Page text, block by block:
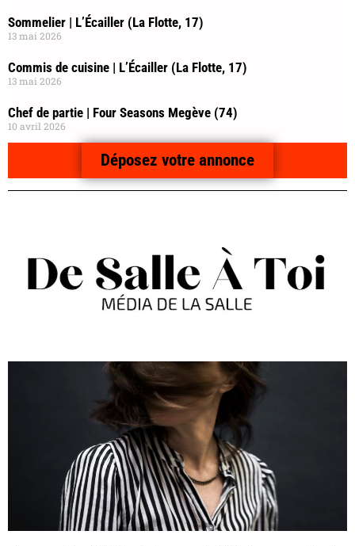
Sommelier | L’Écailler (La Flotte, 17)
13 mai 2026
Commis de cuisine | L’Écailler (La Flotte, 17)
13 mai 2026
Chef de partie | Four Seasons Megève (74)
10 avril 2026
Déposez votre annonce